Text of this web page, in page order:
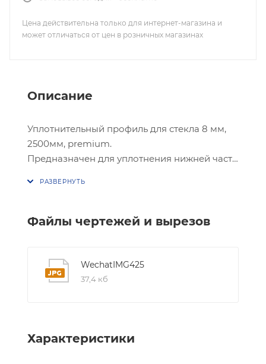
Цена действительна только для интернет-магазина и
может отличаться от цен в розничных магазинах
Описание
Уплотнительный профиль для стекла 8 мм,
2500мм, premium.
Предназначен для уплотнения нижней части
герметичность и предотвращает
устойчив к ультрафиолетовому
излучению и соответствует стандартам
Файлы чертежей и вырезов
WechatIMG425
37,4 кб
Характеристики